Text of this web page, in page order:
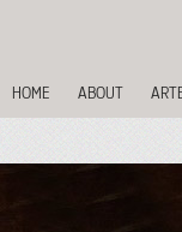
HOME ABOUT